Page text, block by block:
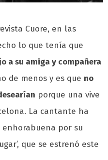
Cuore, en las
lo que tenía que
a su amiga y compañera
de menos y es que no
porque una vive
La cantante ha
por su
que se estrenó este